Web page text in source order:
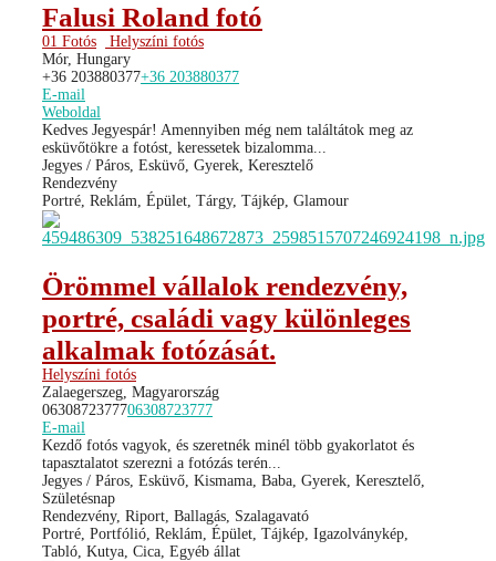
Falusi Roland fotó
01 Fotós
Helyszíni fotós
Mór, Hungary
+36 203880377+36 203880377
E-mail
Weboldal
Kedves Jegyespár! Amennyiben még nem találtátok meg az
esküvőtökre a fotóst, keressetek bizalomma...
Jegyes / Páros, Esküvő, Gyerek, Keresztelő
Rendezvény
Portré, Reklám, Épület, Tárgy, Tájkép, Glamour
Örömmel vállalok rendezvény,
portré, családi vagy különleges
alkalmak fotózását.
Helyszíni fotós
Zalaegerszeg, Magyarország
0630872377706308723777
E-mail
Kezdő fotós vagyok, és szeretnék minél több gyakorlatot és
tapasztalatot szerezni a fotózás terén...
Jegyes / Páros, Esküvő, Kismama, Baba, Gyerek, Keresztelő,
Születésnap
Rendezvény, Riport, Ballagás, Szalagavató
Portré, Portfólió, Reklám, Épület, Tájkép, Igazolványkép,
Tabló, Kutya, Cica, Egyéb állat